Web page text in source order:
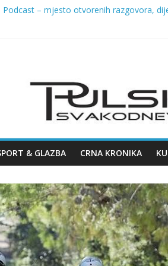
Podcast – mjesto otvorenih razgovora,
& GLAZBA CRNA KRONIKA